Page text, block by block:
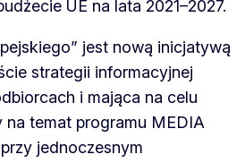
UE na lata 2021–2027.
jest nową inicjatywą
strategii informacyjnej
i mająca na celu
na temat programu MEDIA
jednoczesnym